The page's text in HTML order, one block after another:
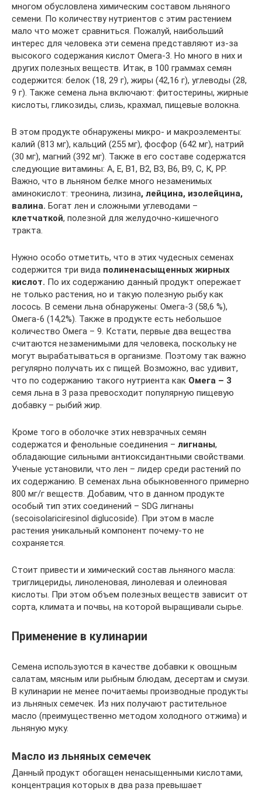
многом обусловлена химическим составом льняного
семени. По количеству нутриентов с этим растением
мало что может сравниться. Пожалуй, наибольший
интерес для человека эти семена представляют из-за
высокого содержания кислот Омега-3. Но много в них и
других полезных веществ. Итак, в 100 граммах семян
содержится: белок (18, 29 г), жиры (42,16 г), углеводы (28,
9 г). Также семена льна включают: фитостерины, жирные
кислоты, гликозиды, слизь, крахмал, пищевые волокна.
В этом продукте обнаружены микро- и макроэлементы:
калий (813 мг), кальций (255 мг), фосфор (642 мг), натрий
(30 мг), магний (392 мг). Также в его составе содержатся
следующие витамины: А, Е, В1, В2, В3, В6, В9, С, К, РР.
Важно, что в льняном белке много незаменимых
аминокислот: треонина, лизина, лейцина, изолейцина,
валина. Богат лен и сложными углеводами –
клетчаткой, полезной для желудочно-кишечного
тракта.
Нужно особо отметить, что в этих чудесных семенах
содержится три вида полиненасыщенных жирных
кислот. По их содержанию данный продукт опережает
не только растения, но и такую полезную рыбу как
лосось. В семени льна обнаружены: Омега-3 (58,6 %),
Омега-6 (14,2%). Также в продукте есть небольшое
количество Омега – 9. Кстати, первые два вещества
считаются незаменимыми для человека, поскольку не
могут вырабатываться в организме. Поэтому так важно
регулярно получать их с пищей. Возможно, вас удивит,
что по содержанию такого нутриента как Омега – 3
семя льна в 3 раза превосходит популярную пищевую
добавку – рыбий жир.
Кроме того в оболочке этих невзрачных семян
содержатся и фенольные соединения – лигнаны,
обладающие сильными антиоксидантными свойствами.
Ученые установили, что лен – лидер среди растений по
их содержанию. В семенах льна обыкновенного примерно
800 мг/г веществ. Добавим, что в данном продукте
особый тип этих соединений – SDG лигнаны
(secoisolariciresinol diglucoside). При этом в масле
растения уникальный компонент почему-то не
сохраняется.
Стоит привести и химический состав льняного масла:
триглицериды, линоленовая, линолевая и олеиновая
кислоты. При этом объем полезных веществ зависит от
сорта, климата и почвы, на которой выращивали сырье.
Применение в кулинарии
Семена используются в качестве добавки к овощным
салатам, мясным или рыбным блюдам, десертам и смузи.
В кулинарии не менее почитаемы производные продукты
из льняных семечек. Из них получают растительное
масло (преимущественно методом холодного отжима) и
льняную муку.
Масло из льняных семечек
Данный продукт обогащен ненасыщенными кислотами,
концентрация которых в два раза превышает